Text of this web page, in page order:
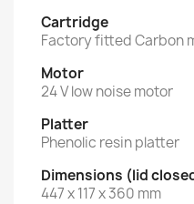
Cartridge
Factory fitted Carbon
Motor
24 V low noise motor
Platter
Phenolic resin platter
Dimensions (lid
447 x 117 x 360 mm